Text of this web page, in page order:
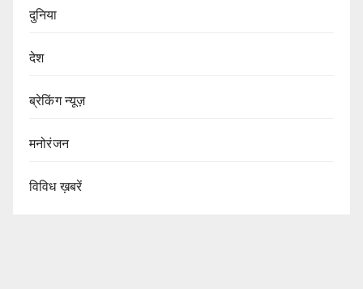
दुनिया
देश
ब्रेकिंग न्यूज़
मनोरंजन
विविध ख़बरें